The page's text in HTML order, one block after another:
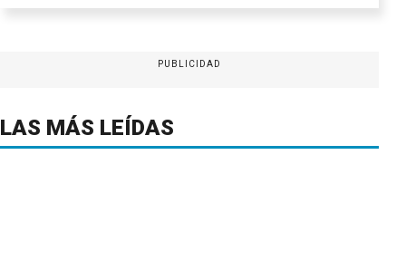
PUBLICIDAD
LAS MÁS LEÍDAS